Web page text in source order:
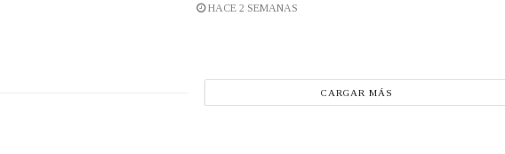
HACE 2 SEMANAS
CARGAR MÁS